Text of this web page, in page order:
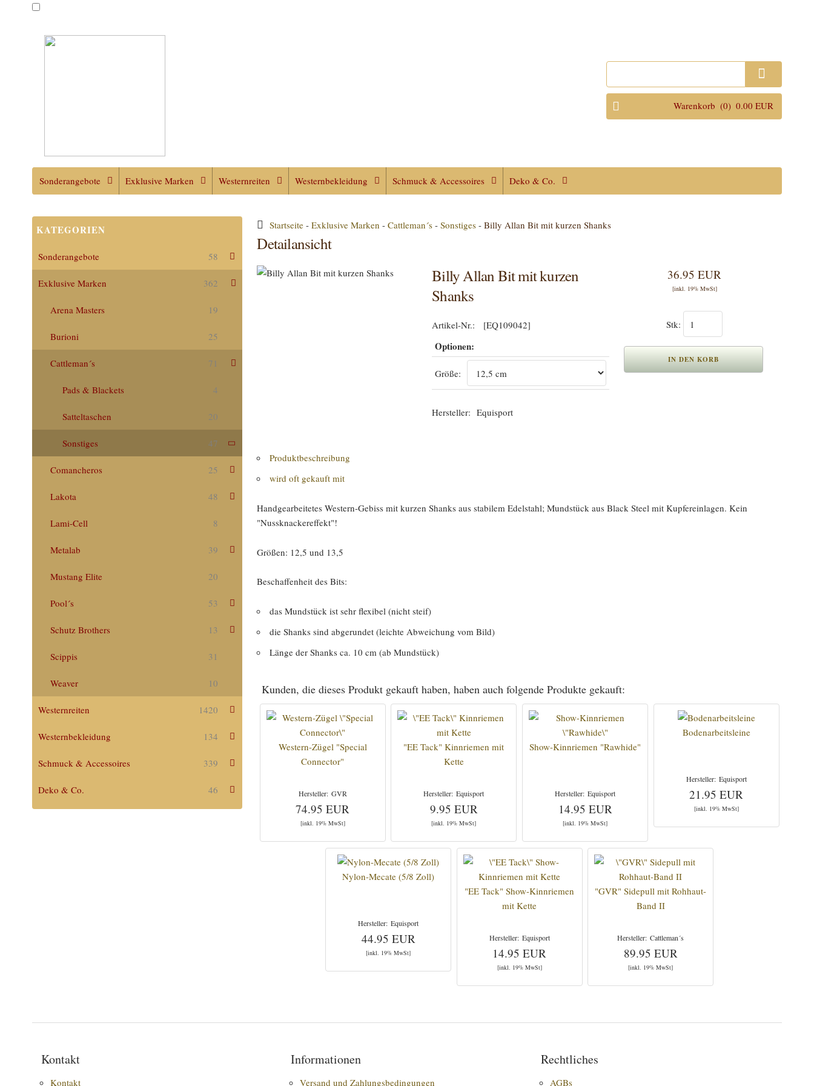
Warenkorb (0) 0.00 EUR
Sonderangebote Exklusive Marken Westernreiten Westernbekleidung Schmuck & Accessoires Deko & Co.
Startseite -Exklusive Marken -Cattleman´s -Sonstiges -Billy Allan Bit mit kurzen Shanks
Detailansicht
Billy Allan Bit mit kurzen
Shanks
[EQ109042]
Optionen:
Größe:
Equisport
36.95 EUR
[inkl. 19% MwSt]
Stk:
Produktbeschreibung
wird oft gekauft mit
Handgearbeitetes Western-Gebiss mit kurzen Shanks aus stabilem Edelstahl; Mundstück aus Black Steel mit Kupfereinlagen. Kein
"Nussknackereffekt"!
Größen: 12,5 und 13,5
Beschaffenheit des Bits:
das Mundstück ist sehr flexibel (nicht steif)
die Shanks sind abgerundet (leichte Abweichung vom Bild)
Länge der Shanks ca. 10 cm (ab Mundstück)
Kunden, die dieses Produkt gekauft haben, haben auch folgende Produkte gekauft:
Western-Zügel "Special
Connector"
GVR
74.95 EUR
[inkl. 19% MwSt]
"EE Tack" Kinnriemen mit
Kette
Equisport
9.95 EUR
[inkl. 19% MwSt]
Show-Kinnriemen "Rawhide"
Equisport
14.95 EUR
[inkl. 19% MwSt]
Bodenarbeitsleine
Equisport
21.95 EUR
[inkl. 19% MwSt]
Nylon-Mecate (5/8 Zoll)
Equisport
44.95 EUR
[inkl. 19% MwSt]
"EE Tack" Show-Kinnriemen
mit Kette
Equisport
14.95 EUR
[inkl. 19% MwSt]
"GVR" Sidepull mit Rohhaut-
Band II
Cattleman´s
89.95 EUR
[inkl. 19% MwSt]
KATEGORIEN
Sonderangebote 58
Exklusive Marken 362
Arena Masters 19
Burioni 25
Cattleman´s 71
Pads & Blackets 4
Satteltaschen 20
Sonstiges 47
Comancheros 25
Lakota 48
Lami-Cell 8
Metalab 39
Mustang Elite 20
Pool´s 53
Schutz Brothers 13
Scippis 31
Weaver 10
Westernreiten 1420
Westernbekleidung 134
Schmuck & Accessoires 339
Deko & Co. 46
Kontakt
Kontakt
Informationen
Versand und Zahlungsbedingungen
Rechtliches
AGBs